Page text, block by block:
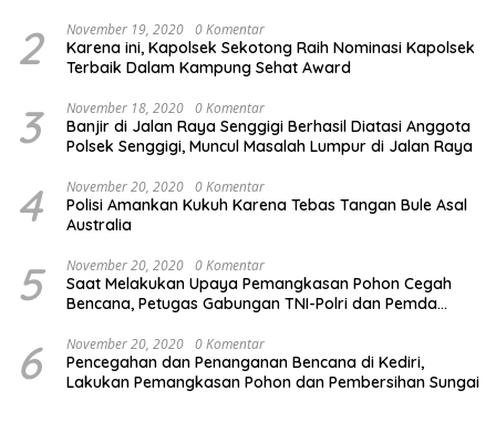
MENYUKSESKAN PROGRAM PEMERINTAH DI SEKTOR
HORTIKULTURA, KHUSUSNYA PROGRAM BANTUAN BENIH
BAWANG PUTIH DARI APBN 2026.
2 November 19, 2020 0 Komentar
Karena ini, Kapolsek Sekotong Raih Nominasi Kapolsek
Terbaik Dalam Kampung Sehat Award
3 November 18, 2020 0 Komentar
Banjir di Jalan Raya Senggigi Berhasil Diatasi Anggota
Polsek Senggigi, Muncul Masalah Lumpur di Jalan Raya
4 November 20, 2020 0 Komentar
Polisi Amankan Kukuh Karena Tebas Tangan Bule Asal
Australia
5 November 20, 2020 0 Komentar
Saat Melakukan Upaya Pemangkasan Pohon Cegah
Bencana, Petugas Gabungan TNI-Polri dan Pemda
6 November 20, 2020 0 Komentar
Pencegahan dan Penanganan Bencana di Kediri,
Lakukan Pemangkasan Pohon dan Pembersihan Sungai